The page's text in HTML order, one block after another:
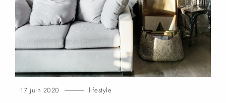
17 juin 2020 lifestyle